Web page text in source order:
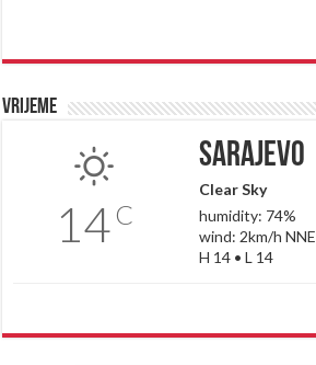
Vrijeme
14C
Sarajevo
Clear Sky
humidity: 74%
wind: 2km/h NNE
H 14 • L 14